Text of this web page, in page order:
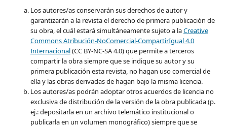
Los autores/as conservarán sus derechos de autor y
garantizarán a la revista el derecho de primera publicación de
su obra, el cuál estará simultáneamente sujeto a laCreative
Commons Atribución-NoComercial-CompartirIgual 4.0
Internacional(CC BY-NC-SA 4.0) que permite a terceros
compartir la obra siempre que se indique su autor y su
primera publicación esta revista, no hagan uso comercial de
ella y las obras derivadas de hagan bajo la misma licencia.
Los autores/as podrán adoptar otros acuerdos de licencia no
exclusiva de distribución de la versión de la obra publicada (p.
ej.: depositarla en un archivo telemático institucional o
publicarla en un volumen monográfico) siempre que se